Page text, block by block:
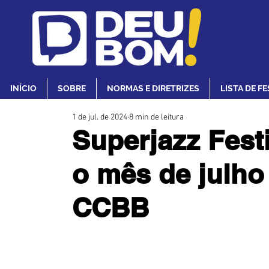
INÍCIO SOBRE NORMAS E DIRETRIZES LISTA DE
Superjazz
o mês de
CCBB
1 de jul. de 2024 8 min de leitura